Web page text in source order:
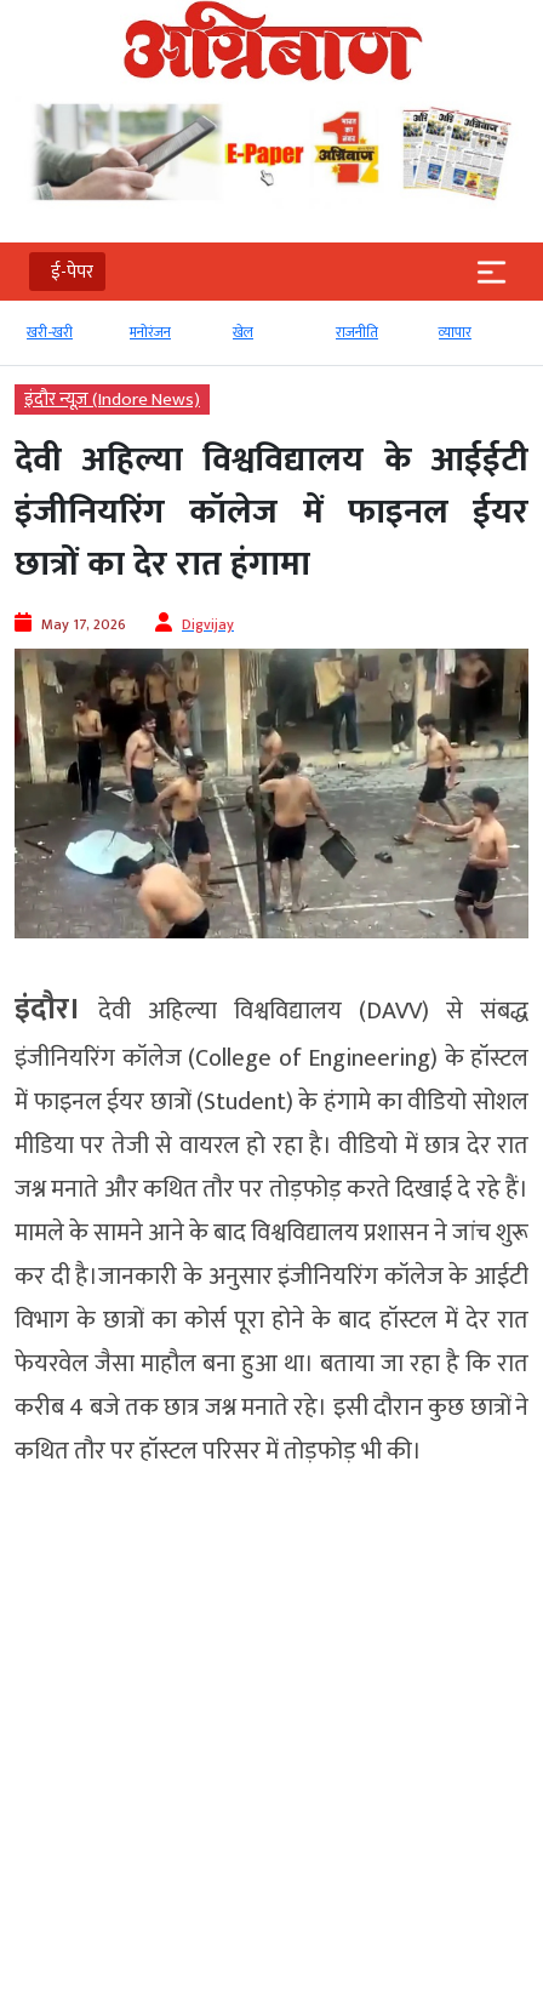
ई-पेपर
खरी-खरी मनोरंजन खेल राजनीति व्‍यापार
इंदौर न्यूज़ (Indore News)
देवी अहिल्या विश्वविद्यालय के आईईटी
इंजीनियरिंग कॉलेज में फाइनल ईयर
छात्रों का देर रात हंगामा
May 17, 2026 Digvijay
इंदौर। देवी अहिल्या विश्वविद्यालय (DAVV) से संबद्ध
इंजीनियरिंग कॉलेज (College of Engineering) के हॉस्टल
में फाइनल ईयर छात्रों (Student) के हंगामे का वीडियो सोशल
मीडिया पर तेजी से वायरल हो रहा है। वीडियो में छात्र देर रात
जश्न मनाते और कथित तौर पर तोड़फोड़ करते दिखाई दे रहे हैं।
मामले के सामने आने के बाद विश्वविद्यालय प्रशासन ने जांच शुरू
कर दी है।जानकारी के अनुसार इंजीनियरिंग कॉलेज के आईटी
विभाग के छात्रों का कोर्स पूरा होने के बाद हॉस्टल में देर रात
फेयरवेल जैसा माहौल बना हुआ था। बताया जा रहा है कि रात
करीब 4 बजे तक छात्र जश्न मनाते रहे। इसी दौरान कुछ छात्रों ने
कथित तौर पर हॉस्टल परिसर में तोड़फोड़ भी की।